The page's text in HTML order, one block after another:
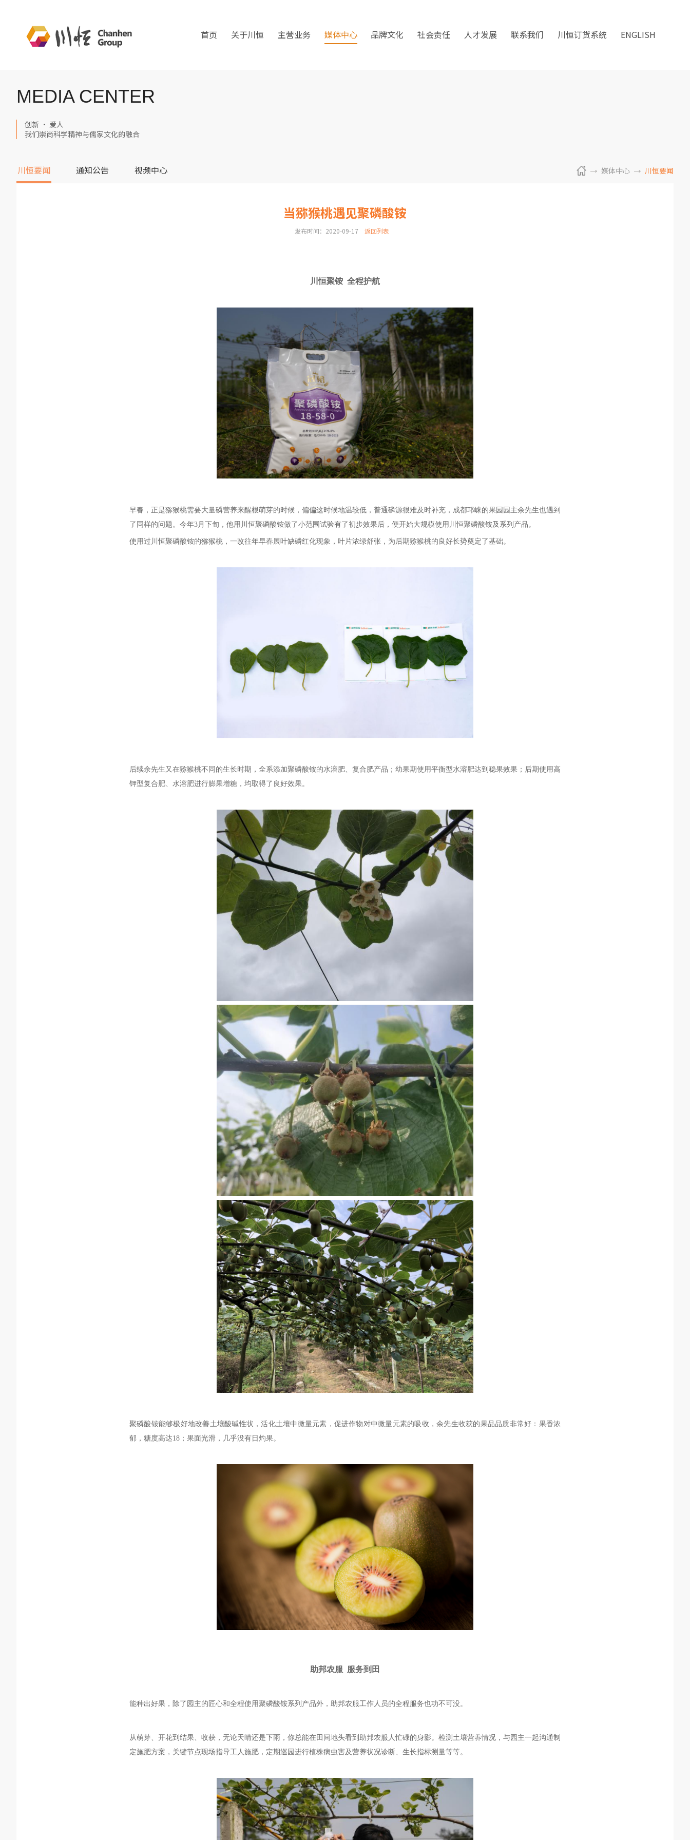
首页 关于川恒 主营业务 媒体中心 品牌文化 社会责任 人才发展 联系我们 川恒订货系统 ENGLISH
MEDIA CENTER
创新 · 爱人
我们崇尚科学精神与儒家文化的融合
川恒要闻 通知公告 视频中心 媒体中心 川恒要闻
当猕猴桃遇见聚磷酸铵
发布时间：2020-09-17 返回列表
川恒聚铵 全程护航
早春，正是猕猴桃需要大量磷营养来醒根萌芽的时候 ， 偏偏这时候地温较低，普通磷源很难及时补充 ， 成都邛崃的果园园主余先生也遇到
了同样的问题。今年3月下旬，他用川恒聚磷酸铵做了小范围试验有了初步效果后，便开始大规模使用 川恒聚磷酸铵及系列产品。
使用过 川恒聚磷酸铵的猕猴桃，一改往年早春展叶缺磷红化现象 ， 叶片浓绿舒张，为后期猕猴桃的良好长势奠定了基础。
后续余先生 又在猕猴桃不同 的生长时期，全系添加聚磷酸铵的水溶肥、复合肥产品 ； 幼果期使用平衡型水溶肥达到稳果效果 ； 后期使用高
钾型复合肥、水溶肥进行膨果增糖 ， 均取得了 良好效果。
聚磷酸铵能够极好地改善土壤酸碱性状，活化土壤中微量元素，促进作物对中微量元素的吸收，余先生收获的果品品质非常好：果香浓
郁，糖度高达18； 果面光滑 ，几乎没有 日灼果。
助邦农服 服务到田
能种出好果，除了 园主的匠心和全程使用聚磷酸铵系列产品外，助邦农服工作人员的全程服务也功不可没。
从萌芽、开花到结果、收获，无论天晴还是下雨，你总能在田间地头看到助邦农服人忙碌的身影。检测土壤营养情况，与园主一起沟通制
定施肥方案，关键节点现场指导工人施肥，定期巡园进行植株病虫害及营养状况诊断、生长指标测量等等。